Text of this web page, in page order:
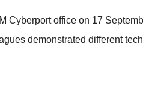
office on 17
demonstrated different